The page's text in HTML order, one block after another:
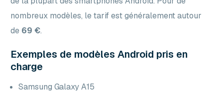
nombreux modèles, le tarif est généralement autour
de 69 €.
Exemples de modèles Android pris en
charge
Samsung Galaxy A15